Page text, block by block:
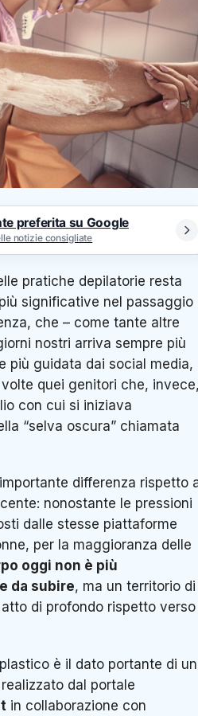
preferita su Google
notizie consigliate
pratiche depilatorie resta
significative nel passaggio
che – come tante altre
nostri arriva sempre più
più guidata dai social media,
quei genitori che,
con cui si iniziava
“selva oscura” chiamata
importante differenza rispetto
nonostante le pressioni
dalle stesse piattaforme
per la maggioranza delle
oggi non è più
da subire, ma un territorio di
di profondo rispetto verso
è il dato portante di un
dal portale
in collaborazione con